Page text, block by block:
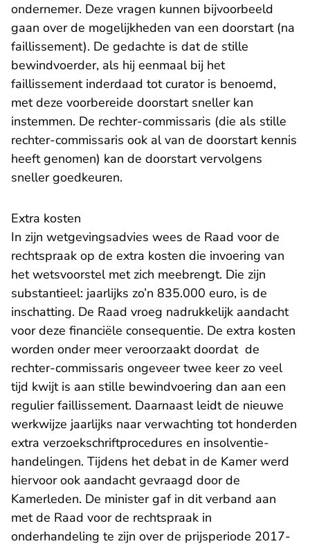
ondernemer. Deze vragen kunnen bijvoorbeeld
gaan over de mogelijkheden van een doorstart (na
faillissement). De gedachte is dat de stille
bewindvoerder, als hij eenmaal bij het
faillissement inderdaad tot curator is benoemd,
met deze voorbereide doorstart sneller kan
instemmen. De rechter-commissaris (die als stille
rechter-commissaris ook al van de doorstart kennis
heeft genomen) kan de doorstart vervolgens
sneller goedkeuren.
Extra kosten
In zijn wetgevingsadvies wees de Raad voor de
rechtspraak op de extra kosten die invoering van
het wetsvoorstel met zich meebrengt. Die zijn
substantieel: jaarlijks zo’n 835.000 euro, is de
inschatting. De Raad vroeg nadrukkelijk aandacht
voor deze financiële consequentie. De extra kosten
worden onder meer veroorzaakt doordat de
rechter-commissaris ongeveer twee keer zo veel
tijd kwijt is aan stille bewindvoering dan aan een
regulier faillissement. Daarnaast leidt de nieuwe
werkwijze jaarlijks naar verwachting tot honderden
extra verzoekschriftprocedures en insolventie-
handelingen. Tijdens het debat in de Kamer werd
hiervoor ook aandacht gevraagd door de
Kamerleden. De minister gaf in dit verband aan
met de Raad voor de rechtspraak in
onderhandeling te zijn over de prijsperiode 2017-